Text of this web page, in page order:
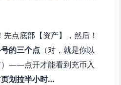
先点底部【资产】，然后！
的三个点 （对，就是你以
）——点开才能看到充币入
划拉半小时…